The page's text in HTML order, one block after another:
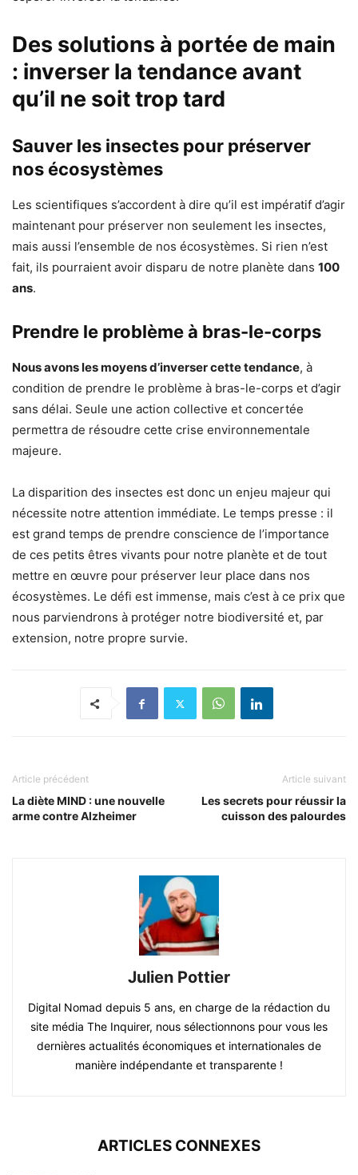
Des solutions à portée de main
: inverser la tendance avant
qu’il ne soit trop tard
Sauver les insectes pour préserver
nos écosystèmes
Les scientifiques s’accordent à dire qu’il est impératif d’agir
maintenant pour préserver non seulement les insectes,
mais aussi l’ensemble de nos écosystèmes. Si rien n’est
fait, ils pourraient avoir disparu de notre planète dans 100
ans.
Prendre le problème à bras-le-corps
Nous avons les moyens d’inverser cette tendance, à
condition de prendre le problème à bras-le-corps et d’agir
sans délai. Seule une action collective et concertée
permettra de résoudre cette crise environnementale
majeure.
La disparition des insectes est donc un enjeu majeur qui
nécessite notre attention immédiate. Le temps presse : il
est grand temps de prendre conscience de l’importance
de ces petits êtres vivants pour notre planète et de tout
mettre en œuvre pour préserver leur place dans nos
écosystèmes. Le défi est immense, mais c’est à ce prix que
nous parviendrons à protéger notre biodiversité et, par
extension, notre propre survie.
Article précédent
La diète MIND : une nouvelle
arme contre Alzheimer
Article suivant
Les secrets pour réussir la
cuisson des palourdes
Julien Pottier
Digital Nomad depuis 5 ans, en charge de la rédaction du
site média The Inquirer, nous sélectionnons pour vous les
dernières actualités économiques et internationales de
manière indépendante et transparente !
ARTICLES CONNEXES